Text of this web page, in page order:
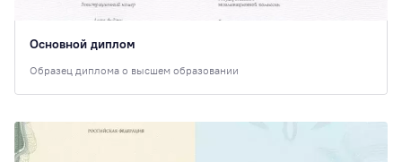
Основной диплом
Образец диплома о высшем образовании